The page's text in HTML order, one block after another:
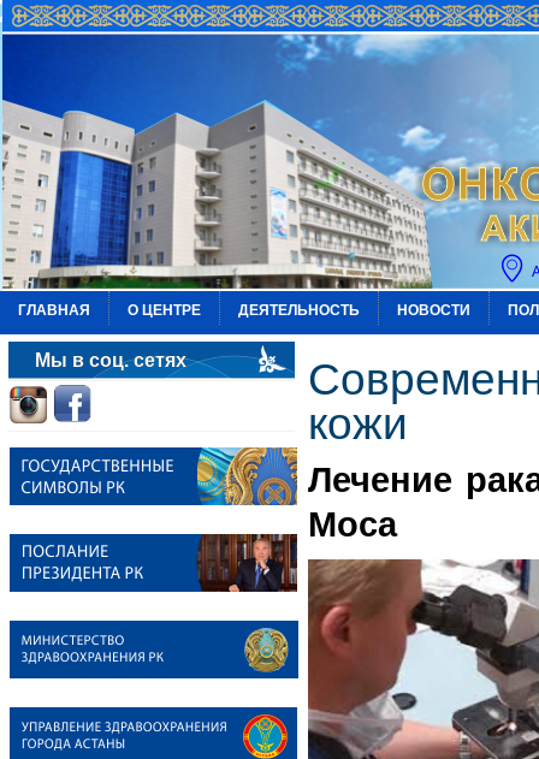
ГЛАВНАЯ О ЦЕНТРЕ ДЕЯТЕЛЬНОСТЬ НОВОСТИ
Мы в соц. сетях
кожи
Лечение
Моса